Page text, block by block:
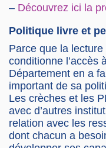
– Découvrez ici la
Politique livre et
Parce que la
conditionne l’accès
Département en a
important de sa
Les crèches et les
avec d’autres
relation avec les
dont chacun a